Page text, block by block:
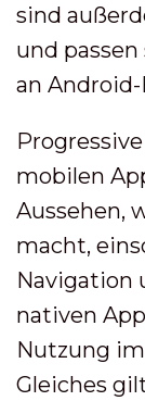
sind
und passen
an
mobilen
Aussehen,
macht,
Navigation
nativen
Nutzung
Gleiches